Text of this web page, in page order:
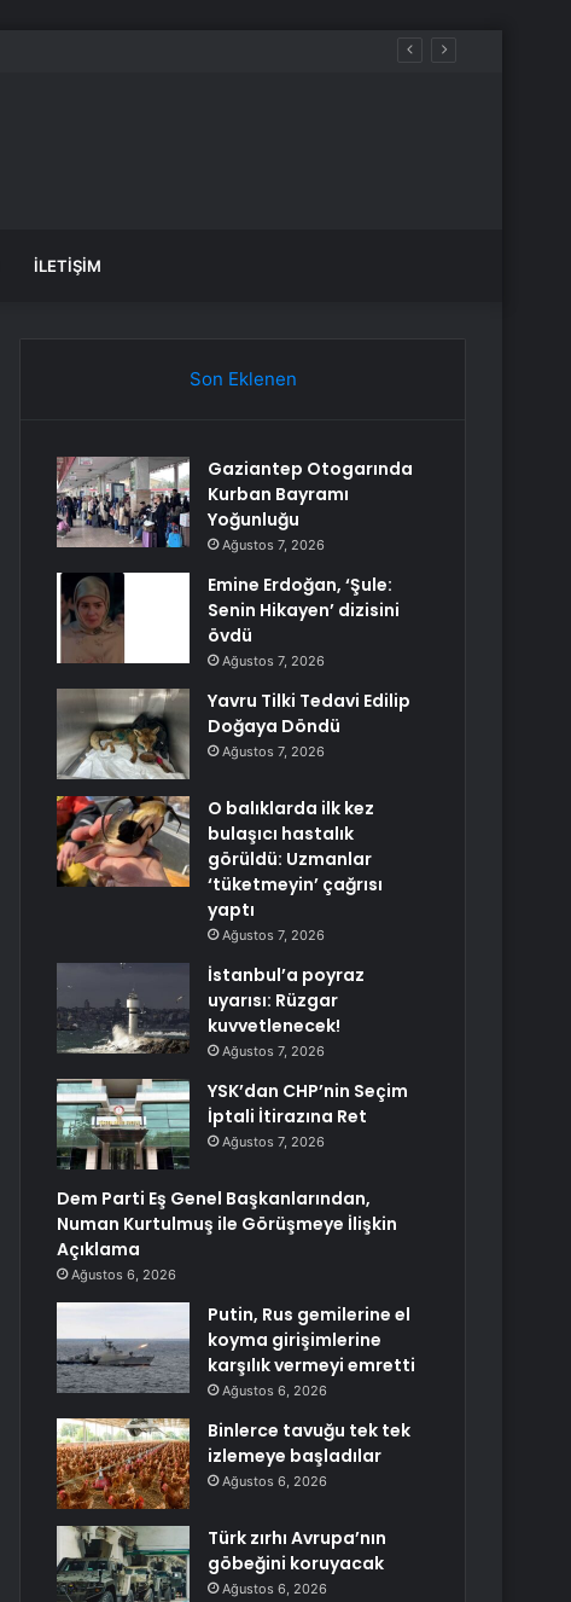
İLETIŞIM
Son Eklenen
Gaziantep Otogarında
Kurban Bayramı
Yoğunluğu
Ağustos 7, 2026
Emine Erdoğan, ‘Şule:
Senin Hikayen’ dizisini
övdü
Ağustos 7, 2026
Yavru Tilki Tedavi Edilip
Doğaya Döndü
Ağustos 7, 2026
O balıklarda ilk kez
bulaşıcı hastalık
görüldü: Uzmanlar
‘tüketmeyin’ çağrısı
yaptı
Ağustos 7, 2026
İstanbul’a poyraz
uyarısı: Rüzgar
kuvvetlenecek!
Ağustos 7, 2026
YSK’dan CHP’nin Seçim
İptali İtirazına Ret
Ağustos 7, 2026
Dem Parti Eş Genel Başkanlarından,
Numan Kurtulmuş ile Görüşmeye İlişkin
Açıklama
Ağustos 6, 2026
Putin, Rus gemilerine el
koyma girişimlerine
karşılık vermeyi emretti
Ağustos 6, 2026
Binlerce tavuğu tek tek
izlemeye başladılar
Ağustos 6, 2026
Türk zırhı Avrupa’nın
göbeğini koruyacak
Ağustos 6, 2026